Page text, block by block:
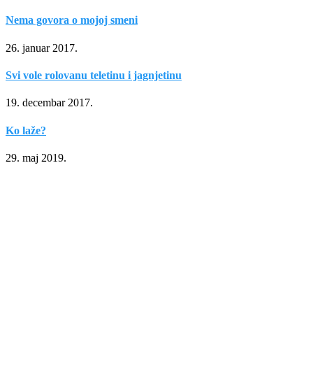
Nema govora o mojoj smeni
26. januar 2017.
Svi vole rolovanu teletinu i jagnjetinu
19. decembar 2017.
Ko laže?
29. maj 2019.